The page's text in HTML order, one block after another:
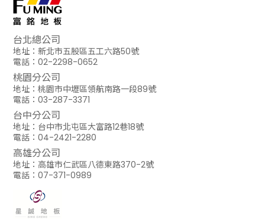
台北總公司
地址：新北市五股區五工六路50號
電話：02-2298-0652
桃園分公司
地址：桃園市中壢區領航南路一段89號
電話：03-287-3371
台中分公司
地址：台中市北屯區大富路12巷18號
電話：04-2421-2280
高雄分公司
地址：高雄市仁武區八德東路370-2號
電話：07-371-0989